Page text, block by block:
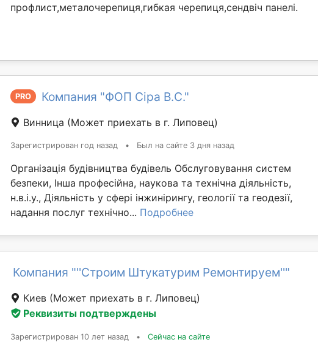
профлист,металочерепиця,гибкая черепиця,сендвіч панелі.
PRO Компания "ФОП Сіра В.С."
Винница (Может приехать в г. Липовец)
Зарегистрирован год назад • Был на сайте 3 дня назад
Організація будівництва будівель Обслуговування систем
безпеки, Інша професійна, наукова та технічна діяльність,
н.в.і.у., Діяльність у сфері інжинірингу, геології та геодезії,
надання послуг технічно... Подробнее
Компания "''Строим Штукатурим Ремонтируем''"
Киев (Может приехать в г. Липовец)
Реквизиты подтверждены
Зарегистрирован 10 лет назад • Сейчас на сайте